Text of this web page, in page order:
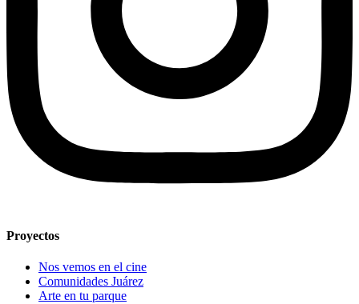
Proyectos
Nos vemos en el cine
Comunidades Juárez
Arte en tu parque